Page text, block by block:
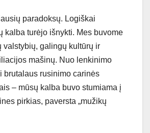
paradoksų. Logiškai
kalba turėjo išnykti. Mes buvome
valstybių, galingų kultūrų ir
mašinų. Nuo lenkinimo
brutalaus rusinimo carinės
– mūsų kalba buvo stumiama į
pirkias, paversta „mužikų